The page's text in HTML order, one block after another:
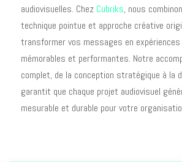
audiovisuelles. Chez Cubriks, nous
technique pointue et approche créative
transformer vos messages en
mémorables et performantes. Notre
complet, de la conception stratégique à la
garantit que chaque projet audiovisuel
mesurable et durable pour votre